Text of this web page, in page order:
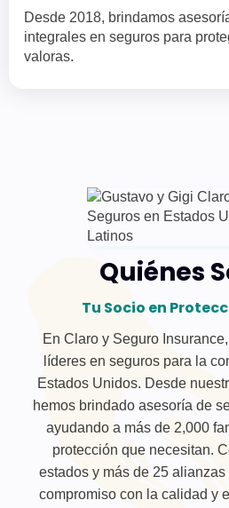
Desde 2018, brindamos
integrales en seguros para
valoras.
Quiénes
Tu Socio en
En Claro y Seguro
líderes en seguros para la
Estados Unidos. Desde
hemos brindado asesoría de
ayudando a más de 2,000
protección que necesitan.
estados y más de 25
compromiso con la calidad y